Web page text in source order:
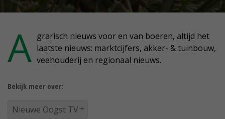
A grarisch nieuws voor en van boeren, altijd het
laatste nieuws: marktcijfers, akker- & tuinbouw,
veehouderij en regionaal nieuws.
Bekijk meer over:
Nieuwe Oogst TV